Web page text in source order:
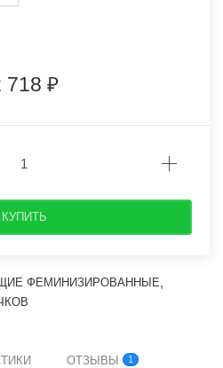
718
КУПИТЬ
ФЕМИНИЗИРОВАННЫЕ,
ОТЗЫВЫ 1